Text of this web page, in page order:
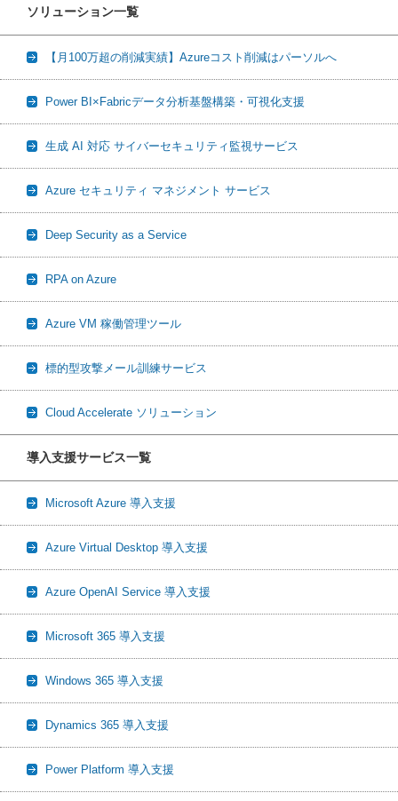
ソリューション一覧
【月100万超の削減実績】Azureコスト削減はパーソルへ
Power BI×Fabricデータ分析基盤構築・可視化支援
生成 AI 対応 サイバーセキュリティ監視サービス
Azure セキュリティ マネジメント サービス
Deep Security as a Service
RPA on Azure
Azure VM 稼働管理ツール
標的型攻撃メール訓練サービス
Cloud Accelerate ソリューション
導入支援サービス一覧
Microsoft Azure 導入支援
Azure Virtual Desktop 導入支援
Azure OpenAI Service 導入支援
Microsoft 365 導入支援
Windows 365 導入支援
Dynamics 365 導入支援
Power Platform 導入支援